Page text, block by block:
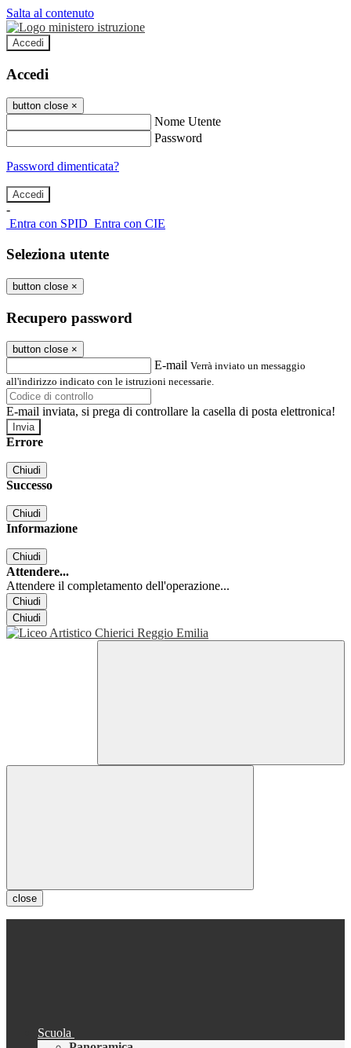
Salta al contenuto
Accedi
Accedi
button close ×
Nome Utente
Password
Password dimenticata?
-
Entra con SPID Entra con CIE
Seleziona utente
button close ×
Recupero password
button close ×
E-mail Verrà inviato un messaggio
all'indirizzo indicato con le istruzioni necessarie.
E-mail inviata, si prega di controllare la casella di posta elettronica!
Errore
Chiudi
Successo
Chiudi
Informazione
Chiudi
Attendere...
Attendere il completamento dell'operazione...
Chiudi
Chiudi
close
Scuola